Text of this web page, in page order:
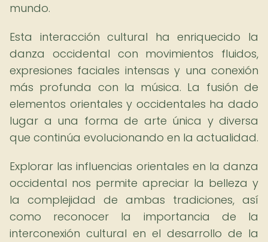
mundo.
Esta interacción cultural ha enriquecido la
danza occidental con movimientos fluidos,
expresiones faciales intensas y una conexión
más profunda con la música. La fusión de
elementos orientales y occidentales ha dado
lugar a una forma de arte única y diversa
que continúa evolucionando en la actualidad.
Explorar las influencias orientales en la danza
occidental nos permite apreciar la belleza y
la complejidad de ambas tradiciones, así
como reconocer la importancia de la
interconexión cultural en el desarrollo de la